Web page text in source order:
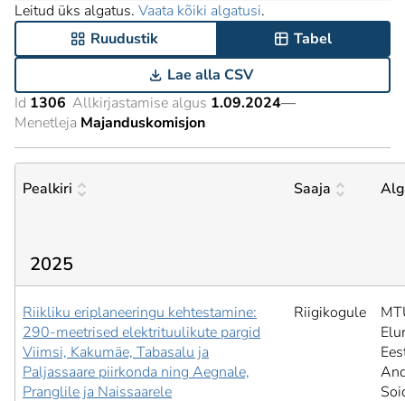
Leitud üks algatus. Vaata kõiki algatusi.
Ruudustik
Tabel
Lae alla CSV
Id 1306 Allkirjastamise algus 1.09.2024—
Menetleja Majanduskomisjon
Pealkiri Saaja
2025
Riikliku eriplaneeringu kehtestamine:
290-meetrised elektrituulikute pargid
Viimsi, Kakumäe, Tabasalu ja
Paljassaare piirkonda ning Aegnale,
Pranglile ja Naissaarele
Riigikogule